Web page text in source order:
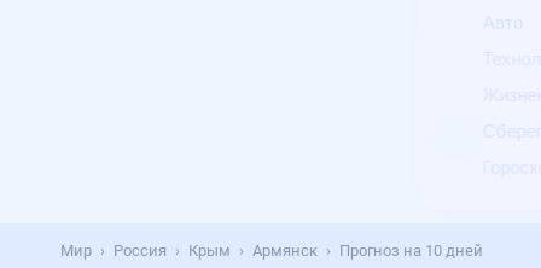
Мир Россия Крым Армянск Прогноз на 10 дней